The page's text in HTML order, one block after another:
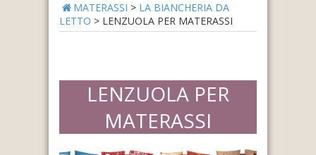
MATERASSI > LA BIANCHERIA DA
LETTO > LENZUOLA PER MATERASSI
LENZUOLA PER
MATERASSI